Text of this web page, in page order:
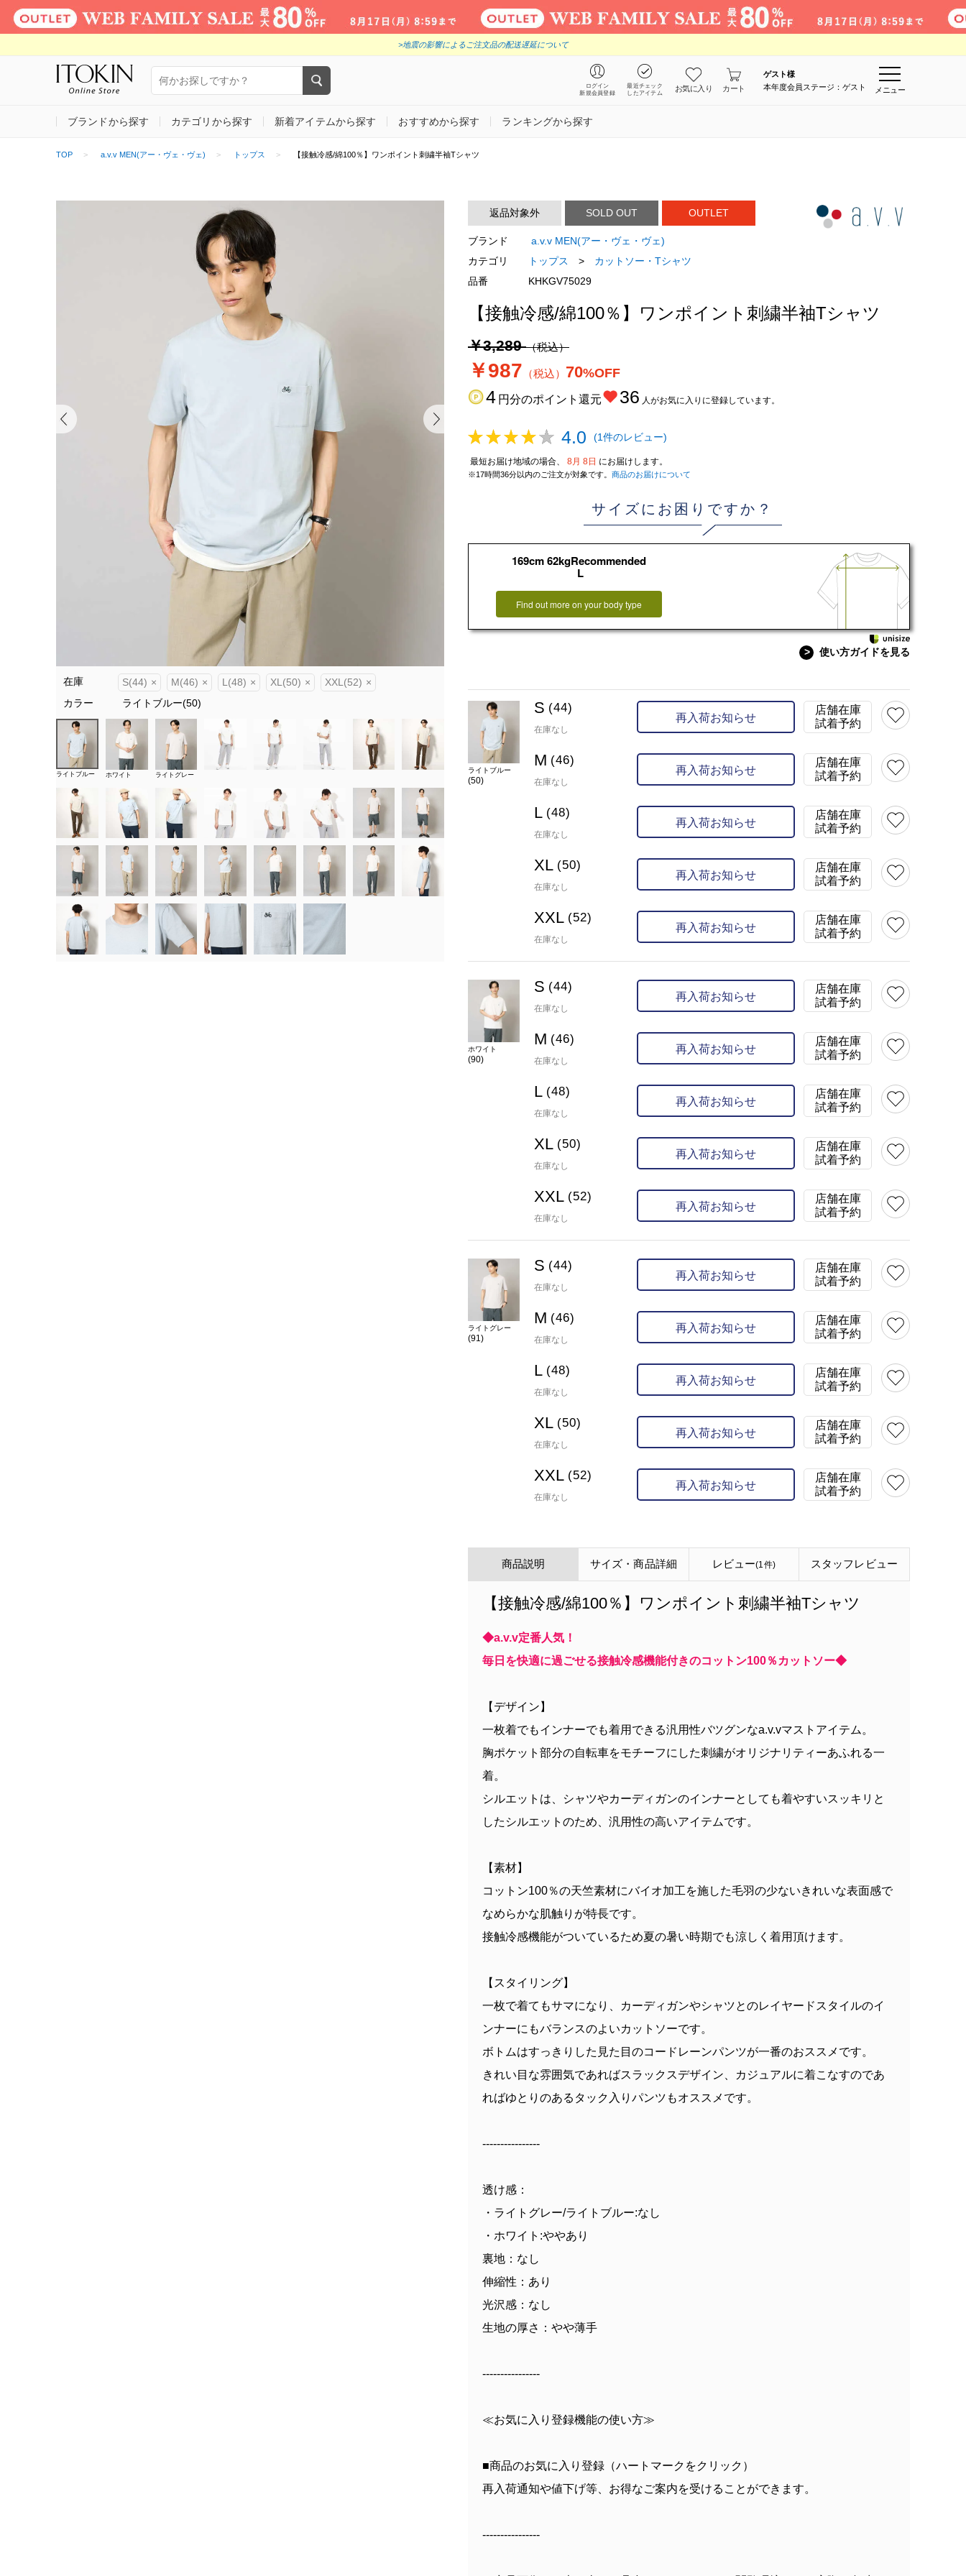
>地震の影響によるご注文品の配送遅延について
ログイン
新規会員登録
最近チェック
したアイテム
お気に入り カート
ゲスト様
本年度会員ステージ：ゲスト
メニュー
ブランドから探す カテゴリから探す 新着アイテムから探す おすすめから探す ランキングから探す
TOP a.v.v MEN(アー・ヴェ・ヴェ) トップス 【接触冷感/綿100％】ワンポイント刺繍半袖Tシャツ
在庫 S(44) × M(46) × L(48) × XL(50) × XXL(52) ×
カラー
ライトブルー(50)
カラー
ホワイト(90) 在庫 S(44)
カラー
ライトグレー
ライトブルー ホワイト ライトグレー
返品対象外 SOLD OUT OUTLET
ブランド
a.v.v MEN(アー・ヴェ・ヴェ)
カテゴリ
トップス >
カットソー・Tシャツ
品番
KHKGV75029
【接触冷感/綿100％】ワンポイント刺繍半袖Tシャツ
￥3,289（税込）
￥987 （税込） 70%OFF
4 円分のポイント還元 36 人がお気に入りに登録しています。
4.0 (1件のレビュー)
最短お届け地域の場合、 8月 8日 にお届けします。
※17時間36分以内のご注文が対象です。 商品のお届けについて
サイズにお困りですか？
169cm 62kgRecommended
L
Find out more on your body type
> 使い方ガイドを見る
ライトブルー
(50)
S (44)
在庫なし
再入荷お知らせ
店舗在庫
試着予約
M (46)
在庫なし
再入荷お知らせ
店舗在庫
試着予約
L (48)
在庫なし
再入荷お知らせ
店舗在庫
試着予約
XL (50)
在庫なし
再入荷お知らせ
店舗在庫
試着予約
XXL (52)
在庫なし
再入荷お知らせ
店舗在庫
試着予約
ホワイト
(90)
S (44)
在庫なし
再入荷お知らせ
店舗在庫
試着予約
M (46)
在庫なし
再入荷お知らせ
店舗在庫
試着予約
L (48)
在庫なし
再入荷お知らせ
店舗在庫
試着予約
XL (50)
在庫なし
再入荷お知らせ
店舗在庫
試着予約
XXL (52)
在庫なし
再入荷お知らせ
店舗在庫
試着予約
ライトグレー
(91)
S (44)
在庫なし
再入荷お知らせ
店舗在庫
試着予約
M (46)
在庫なし
再入荷お知らせ
店舗在庫
試着予約
L (48)
在庫なし
再入荷お知らせ
店舗在庫
試着予約
XL (50)
在庫なし
再入荷お知らせ
店舗在庫
試着予約
XXL (52)
在庫なし
再入荷お知らせ
店舗在庫
試着予約
商品説明 サイズ・商品詳細 レビュー(1件) スタッフ レビュー
【接触冷感/綿100％】ワンポイント刺繍半袖Tシャツ
◆a.v.v定番人気！
毎日を快適に過ごせる接触冷感機能付きのコットン100％カットソー◆
【デザイン】
一枚着でもインナーでも着用できる汎用性バツグンなa.v.vマストアイテム。
胸ポケット部分の自転車をモチーフにした刺繍がオリジナリティーあふれる一
着。
シルエットは、シャツやカーディガンのインナーとしても着やすいスッキリと
したシルエットのため、汎用性の高いアイテムです。
【素材】
コットン100％の天竺素材にバイオ加工を施した毛羽の少ないきれいな表面感で
なめらかな肌触りが特長です。
接触冷感機能がついているため夏の暑い時期でも涼しく着用頂けます。
【スタイリング】
一枚で着てもサマになり、カーディガンやシャツとのレイヤードスタイルのイ
ンナーにもバランスのよいカットソーです。
ボトムはすっきりした見た目のコードレーンパンツが一番のおススメです。
きれい目な雰囲気であればスラックスデザイン、カジュアルに着こなすのであ
ればゆとりのあるタック入りパンツもオススメです。
----------------
透け感：
・ライトグレー/ライトブルー:なし
・ホワイト:ややあり
裏地：なし
伸縮性：あり
光沢感：なし
生地の厚さ：やや薄手
----------------
≪お気に入り登録機能の使い方≫
■商品のお気に入り登録（ハートマークをクリック）
再入荷通知や値下げ等、お得なご案内を受けることができます。
----------------